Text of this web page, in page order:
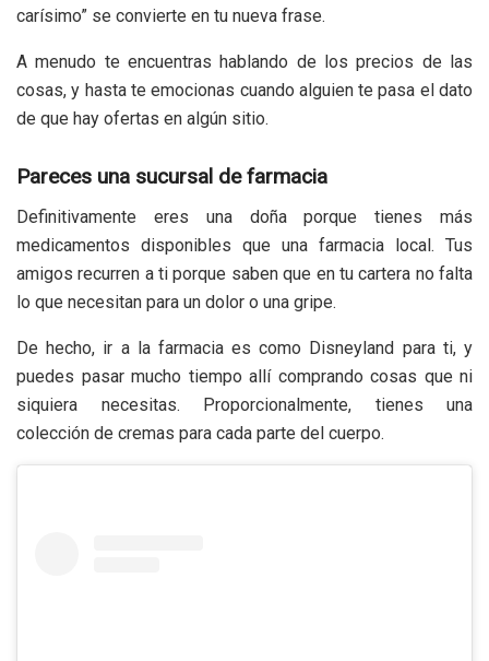
carísimo” se convierte en tu nueva frase.
A menudo te encuentras hablando de los precios de las
cosas, y hasta te emocionas cuando alguien te pasa el dato
de que hay ofertas en algún sitio.
Pareces una sucursal de farmacia
Definitivamente eres una doña porque tienes más
medicamentos disponibles que una farmacia local. Tus
amigos recurren a ti porque saben que en tu cartera no falta
lo que necesitan para un dolor o una gripe.
De hecho, ir a la farmacia es como Disneyland para ti, y
puedes pasar mucho tiempo allí comprando cosas que ni
siquiera necesitas. Proporcionalmente, tienes una
colección de cremas para cada parte del cuerpo.